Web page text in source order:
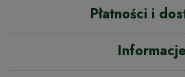
Płatności i
Informacje